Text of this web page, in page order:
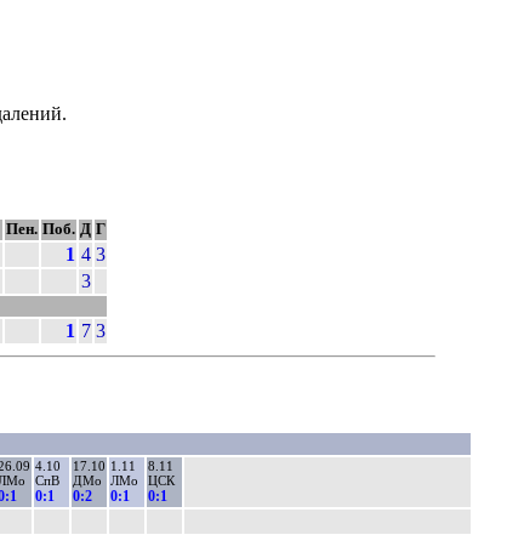
Пен. Поб. Д Г
1 4 3
3
1 7 3
4.10
СпВ
0:1
17.10
ДМо
0:2
1.11
ЛМо
0:1
8.11
ЦСК
0:1